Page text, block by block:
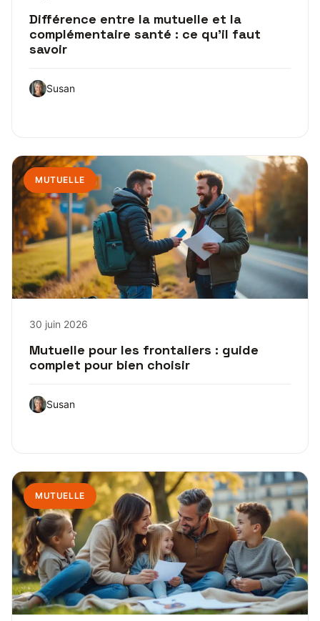
Différence entre la mutuelle et la
complémentaire santé : ce qu’il faut
savoir
Susan
MUTUELLE
30 juin 2026
Mutuelle pour les frontaliers : guide
complet pour bien choisir
Susan
MUTUELLE